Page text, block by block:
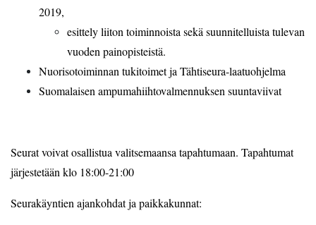
2019,
esittely liiton toiminnoista sekä suunnitelluista tulevan
vuoden painopisteistä.
Nuorisotoiminnan tukitoimet ja Tähtiseura-laatuohjelma
Suomalaisen ampumahiihtovalmennuksen suuntaviivat
Seurat voivat osallistua valitsemaansa tapahtumaan. Tapahtumat
järjestetään klo 18:00-21:00
Seurakäyntien ajankohdat ja paikkakunnat: